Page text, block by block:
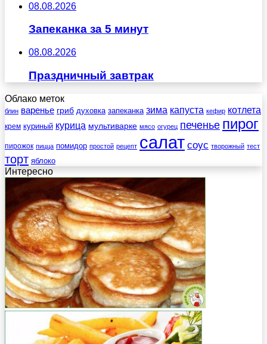
08.08.2026
Запеканка за 5 минут
08.08.2026
Праздничный завтрак
Облако меток
блин варенье гриб духовка запеканка зима капуста кефир котлета
крем куриный курица мультиварке мясо огурец печенье пирог
пирожок пицца помидор простой рецепт салат соус творожный тест
торт яблоко
Интересно